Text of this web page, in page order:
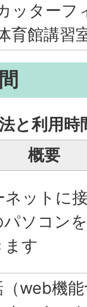
ッターフ
育館講習
と利用時
概要
ネットに
パソコン
ます
web機